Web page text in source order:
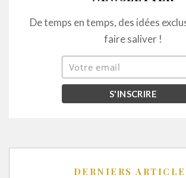
De temps en temps, des idées
faire saliver !
DERNIERS